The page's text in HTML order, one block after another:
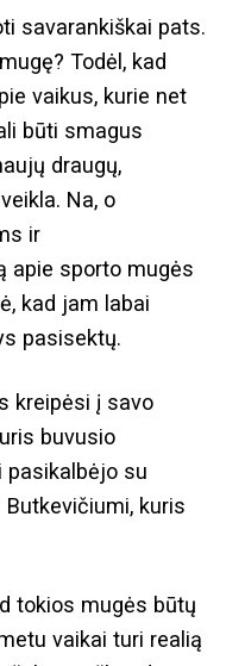
savarankiškai pats.
Todėl, kad
vaikus, kurie net
būti smagus
draugų,
Na, o
ir
apie sporto mugės
kad jam labai
pasisektų.
kreipėsi į savo
buvusio
pasikalbėjo su
kuris
tokios mugės būtų
vaikai turi realią